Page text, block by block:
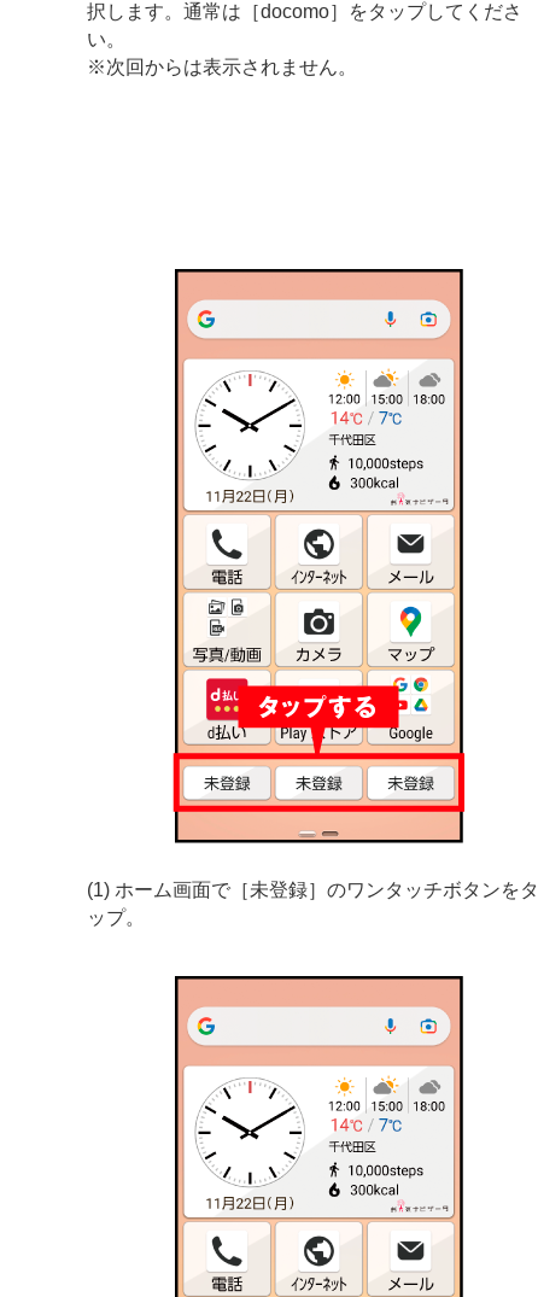
択します。通常は［docomo］をタップしてくださ
い。
※次回からは表示されません。
(1) ホーム画面で［未登録］のワンタッチボタンをタ
ップ。